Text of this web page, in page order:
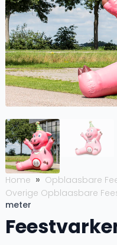
Home
Opblaasbare
Overige Opblaasbare
meter